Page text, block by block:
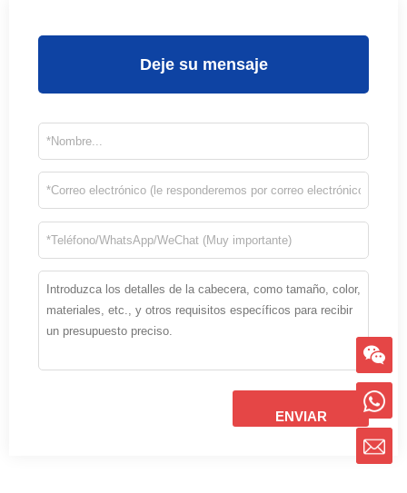
Deje su mensaje
ENVIAR